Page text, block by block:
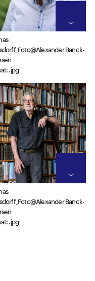
Banck-
.jpg
Banck-
.jpg